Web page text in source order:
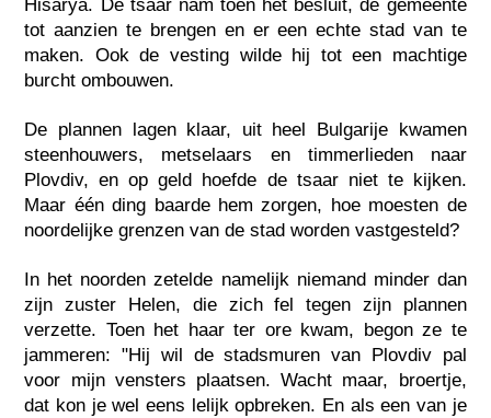
Hisarya. De tsaar nam toen het besluit, de gemeente
tot aanzien te brengen en er een echte stad van te
maken. Ook de vesting wilde hij tot een machtige
burcht ombouwen.
De plannen lagen klaar, uit heel Bulgarije kwamen
steenhouwers, metselaars en timmerlieden naar
Plovdiv, en op geld hoefde de tsaar niet te kijken.
Maar één ding baarde hem zorgen, hoe moesten de
noordelijke grenzen van de stad worden vastgesteld?
In het noorden zetelde namelijk niemand minder dan
zijn zuster Helen, die zich fel tegen zijn plannen
verzette. Toen het haar ter ore kwam, begon ze te
jammeren: "Hij wil de stadsmuren van Plovdiv pal
voor mijn vensters plaatsen. Wacht maar, broertje,
dat kon je wel eens lelijk opbreken. En als een van je